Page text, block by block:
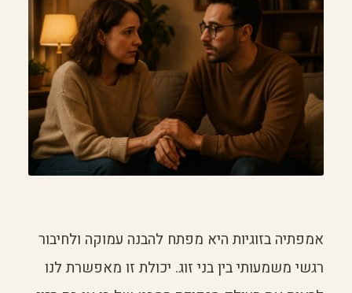
אמפתיה בזוגיות היא מפתח להבנה עמוקה ולחיבור
רגשי משמעותי בין בני זוג. יכולת זו מאפשרת לנו